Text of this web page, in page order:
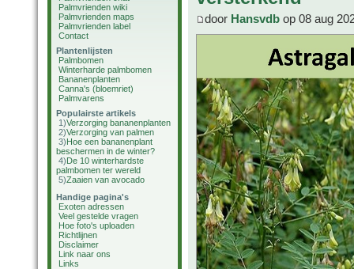
Palmvrienden wiki
Palmvrienden maps
Palmvrienden label
Contact
Plantenlijsten
Palmbomen
Winterharde palmbomen
Bananenplanten
Canna's (bloemriet)
Palmvarens
Populairste artikels
1)Verzorging bananenplanten
2)Verzorging van palmen
3)Hoe een bananenplant
beschermen in de winter?
4)De 10 winterhardste
palmbomen ter wereld
5)Zaaien van avocado
Handige pagina's
Exoten adressen
Veel gestelde vragen
Hoe foto's uploaden
Richtlijnen
Disclaimer
Link naar ons
Links
door Hansvdb op 08 aug